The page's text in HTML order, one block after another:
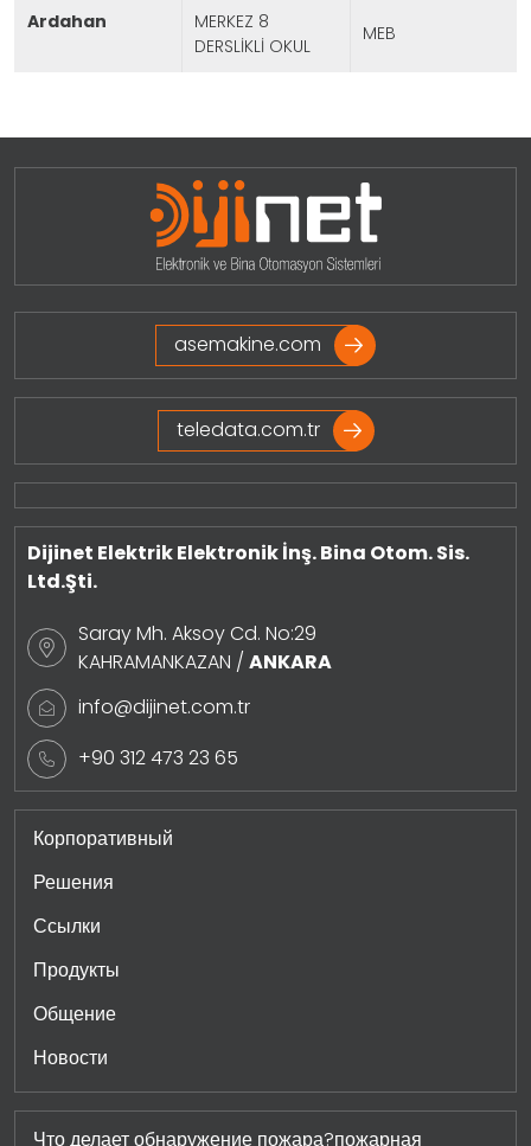
Projeleri Görmek İçin Tıklayınız
ardahan
MERKEZ 8
DERSLİKLİ OKUL
MEB
asemakine.com
teledata.com.tr
Dijinet Elektrik Elektronik İnş. Bina Otom. Sis.
Ltd.Şti.
Saray Mh. Aksoy Cd. No:29
KAHRAMANKAZAN / ANKARA
info@dijinet.com.tr
+90 312 473 23 65
Корпоративный
Решения
Ссылки
Продукты
Общение
Новости
Что делает обнаружение пожара?пожарная